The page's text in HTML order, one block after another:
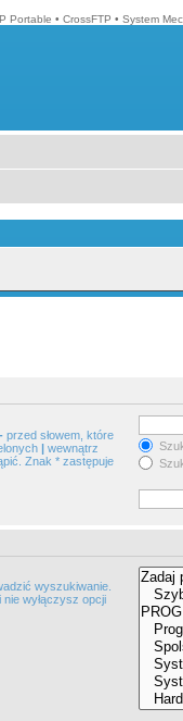
Portable • CrossFTP • System
- przed słowem, które
| wewnątrz
Znak * zastępuje
wyszukiwanie.
wyłączysz opcji